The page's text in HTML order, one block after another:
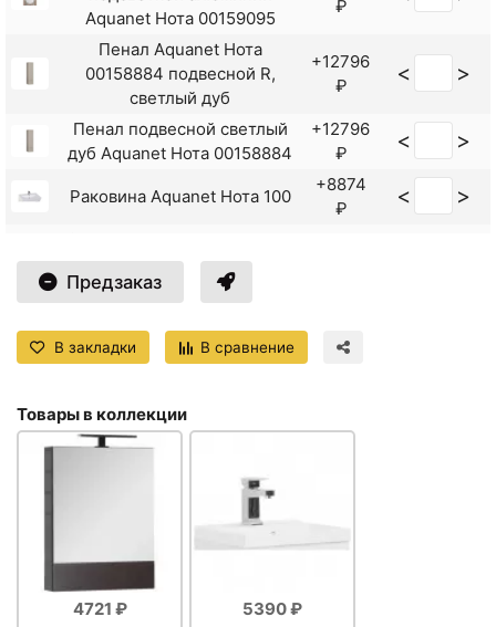
Aquanet Нота 00159095
₽
Пенал Aquanet Нота
00158884 подвесной R,
светлый дуб
+12796
₽
< >
Пенал подвесной светлый
дуб Aquanet Нота 00158884
+12796
₽
< >
Раковина Aquanet Нота 100
+8874
₽
< >
Aquanet WT-W480 LED
00179947
дуб 99,2 см Aquanet Нота
00170375
₽
Предзаказ
В закладки В сравнение
Товары в коллекции
4721 ₽ 5390 ₽